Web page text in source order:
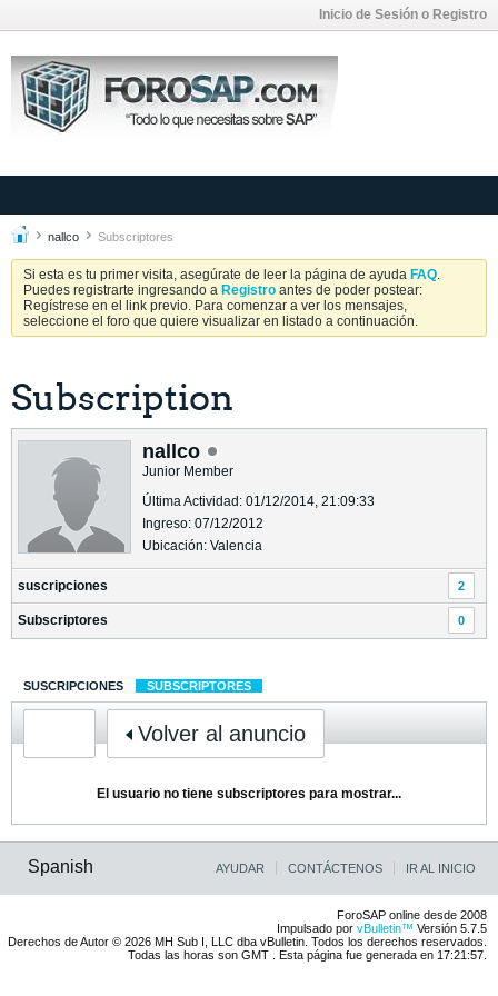
Inicio de Sesión o Registro
nallco Subscriptores
Si esta es tu primer visita, asegúrate de leer la página de ayuda FAQ.
Puedes registrarte ingresando a Registro antes de poder postear:
Regístrese en el link previo. Para comenzar a ver los mensajes,
seleccione el foro que quiere visualizar en listado a continuación.
Subscription
nallco
Junior Member
Última Actividad: 01/12/2014, 21:09:33
Ingreso: 07/12/2012
Ubicación: Valencia
suscripciones 2
Subscriptores 0
SUSCRIPCIONES SUBSCRIPTORES
Volver al anuncio
El usuario no tiene subscriptores para mostrar...
Spanish AYUDAR CONTÁCTENOS IR AL INICIO
ForoSAP online desde 2008
Impulsado por vBulletin™ Versión 5.7.5
Derechos de Autor © 2026 MH Sub I, LLC dba vBulletin. Todos los derechos reservados.
Todas las horas son GMT . Esta página fue generada en 17:21:57.